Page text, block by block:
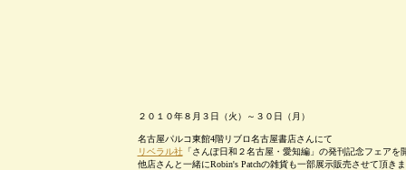
２０１０年８月３日（火）～３０日（月）
名古屋パルコ東館4階リブロ名古屋書店さんにて
リベラル社「さんぽ日和２名古屋・愛知編」の発刊記念フェアを
他店さんと一緒にRobin's Patchの雑貨も一部展示販売させて頂き